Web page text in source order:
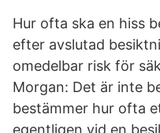
Hur ofta ska en hiss
efter avslutad
omedelbar risk för
Morgan: Det är inte
bestämmer hur ofta
egentligen vid en